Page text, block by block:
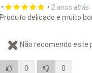
• •2 anos atrás
Produto delicado e muito
Não recomendo este
0 0